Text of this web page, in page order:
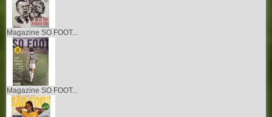
Magazine SO FOOT...
Magazine SO FOOT...